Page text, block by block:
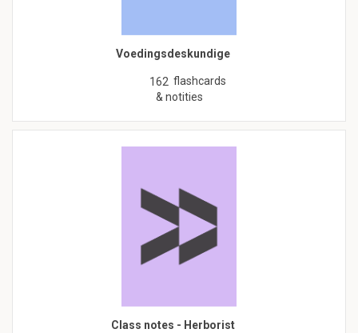
Voedingsdeskundige
162 flashcards
& notities
Class notes - Herborist